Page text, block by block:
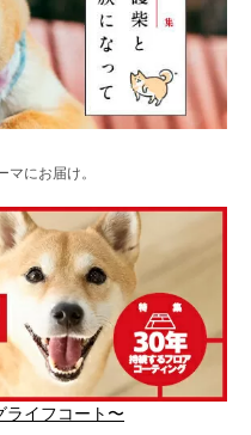
にお届け。
ライフコート〜